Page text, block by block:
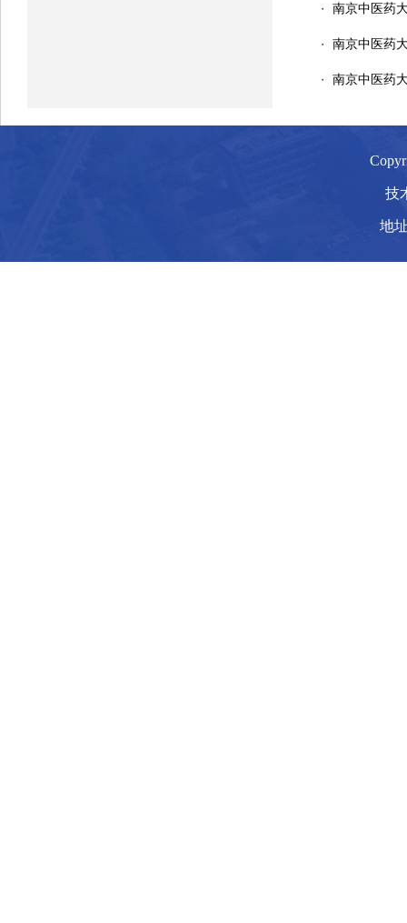
・ 南京中医药
・ 南京中医药
・ 南京中医药
技
地